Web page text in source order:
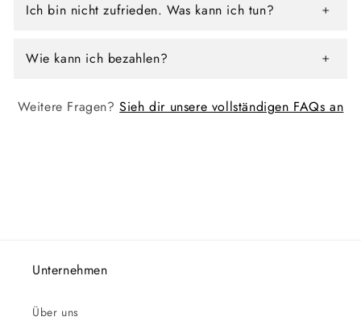
Ich bin nicht zufrieden. Was kann ich tun?
Wie kann ich bezahlen?
Weitere Fragen?Sieh dir unsere vollständigen FAQs an
Unternehmen
Über uns